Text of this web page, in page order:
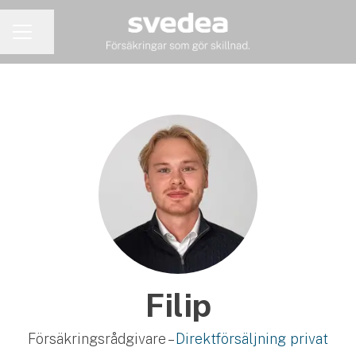
Filip
Försäkringsrådgivare – Direktförsäljning privat